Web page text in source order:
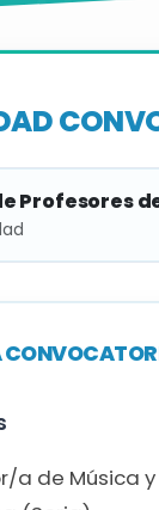
Profesores
a de Música